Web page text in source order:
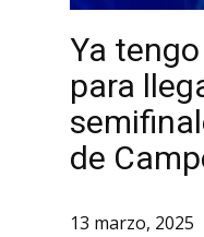
Ya
para
de
13 marzo, 2025